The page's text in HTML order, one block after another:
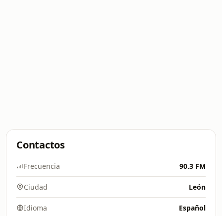
Contactos
Frecuencia 90.3 FM
Ciudad León
Idioma Español